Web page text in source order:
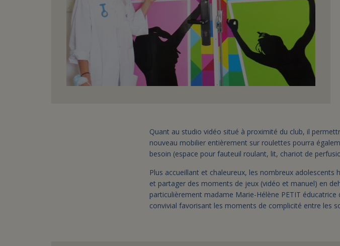
Quant au studio vidéo situé à proximité du club, il
nouveau mobilier entièrement sur roulettes pourra
besoin (espace pour fauteuil roulant, lit, chariot de
Plus accueillant et chaleureux, les nombreux
et partager des moments de jeux (vidéo et manuel) en
particulièrement madame Marie-Hélène PETIT
convivial favorisant les moments de complicité entre les